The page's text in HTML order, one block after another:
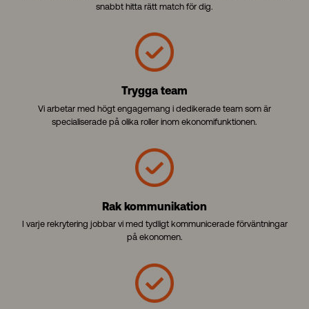
snabbt hitta rätt match för dig.
Trygga team
Vi arbetar med högt engagemang i dedikerade team som är
specialiserade på olika roller inom ekonomifunktionen.
Rak kommunikation
I varje rekrytering jobbar vi med tydligt kommunicerade förväntningar
på ekonomen.